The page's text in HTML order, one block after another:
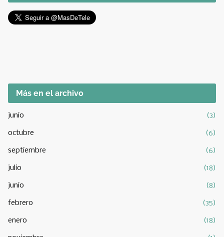
Más en el archivo
junio (3)
octubre (6)
septiembre (6)
julio (18)
junio (8)
febrero (35)
enero (18)